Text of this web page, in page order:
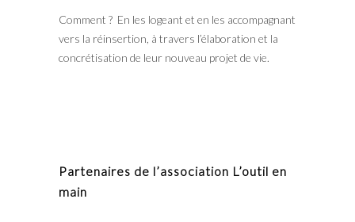
Comment ? En les logeant et en les accompagnant
vers la réinsertion, à travers l’élaboration et la
concrétisation de leur nouveau projet de vie.
Partenaires de l’association L’outil en
main